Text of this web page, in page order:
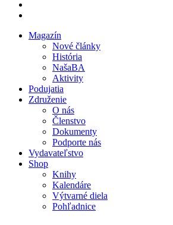
Magazín
Nové články
História
NašaBA
Aktivity
Podujatia
Združenie
O nás
Členstvo
Dokumenty
Podporte nás
Vydavateľstvo
Shop
Knihy
Kalendáre
Výtvarné diela
Pohľadnice